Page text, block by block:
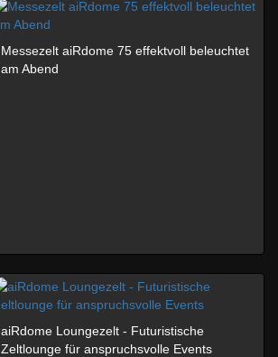
Messezelt aiRdome 75 effektvoll beleuchtet
am Abend
aiRdome Loungezelt - Futuristische
Zeltlounge für anspruchsvolle Events